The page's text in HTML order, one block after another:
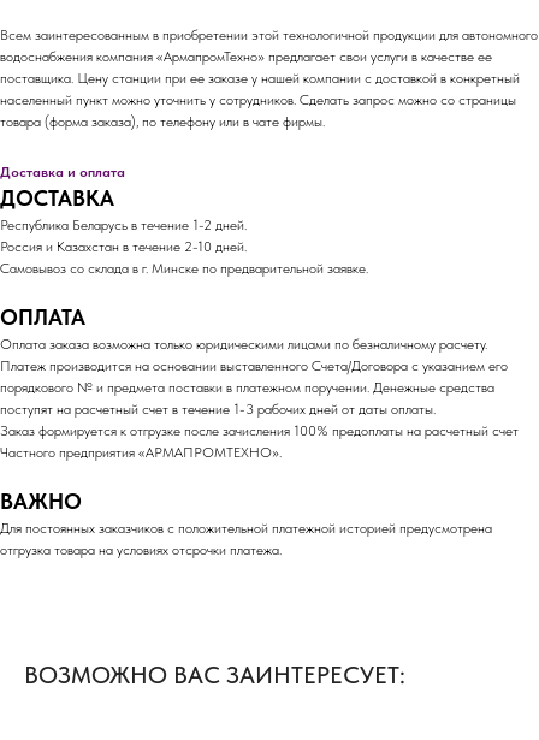
Всем заинтересованным в приобретении этой технологичной продукции для автономного
водоснабжения компания «АрмапромТехно» предлагает свои услуги в качестве ее
поставщика. Цену станции при ее заказе у нашей компании с доставкой в конкретный
населенный пункт можно уточнить у сотрудников. Сделать запрос можно со страницы
товара (форма заказа), по телефону или в чате фирмы.
Доставка и оплата
ДОСТАВКА
Республика Беларусь в течение 1-2 дней.
Россия и Казахстан в течение 2-10 дней.
Самовывоз со склада в г. Минске по предварительной заявке.
ОПЛАТА
Оплата заказа возможна только юридическими лицами по безналичному расчету.
Платеж производится на основании выставленного Счета/Договора с указанием его
порядкового № и предмета поставки в платежном поручении. Денежные средства
поступят на расчетный счет в течение 1-3 рабочих дней от даты оплаты.
Заказ формируется к отгрузке после зачисления 100% предоплаты на расчетный счет
Частного предприятия «АРМАПРОМТЕХНО».
ВАЖНО
Для постоянных заказчиков с положительной платежной историей предусмотрена
отгрузка товара на условиях отсрочки платежа.
ВОЗМОЖНО ВАС ЗАИНТЕРЕСУЕТ: